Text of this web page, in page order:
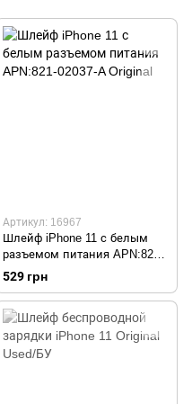
Артикул: 16967
Шлейф iPhone 11 с белым
разъемом питания APN:821-
02037-A Original
529 грн